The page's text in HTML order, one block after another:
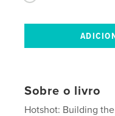
Sobre o livro
Hotshot: Building